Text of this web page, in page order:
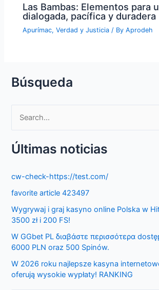
Las Bambas: Elementos para
dialogada, pacífica y duradera
Apurímac,Verdad y Justicia / ByAprodeh
Búsqueda
a
c
h
f
o
r
Últimas noticias
cw-check-https://test.com/
favorite article 423497
Wygrywaj i graj kasyno online Polska w
3500 zł i 200 FS!
W GGbet PL διαβάστε περισσότερα
6000 PLN oraz 500 Spinów.
W 2026 roku najlepsze kasyna
oferują wysokie wypłaty! RANKING